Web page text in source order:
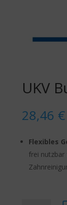
UKV
28,46 €
Flexibles
frei nutzbar